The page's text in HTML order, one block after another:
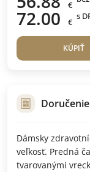
€
72.00 €
s
KÚPIŤ
Doručenie
Dámsky
veľkosť. Predná
tvarovanými